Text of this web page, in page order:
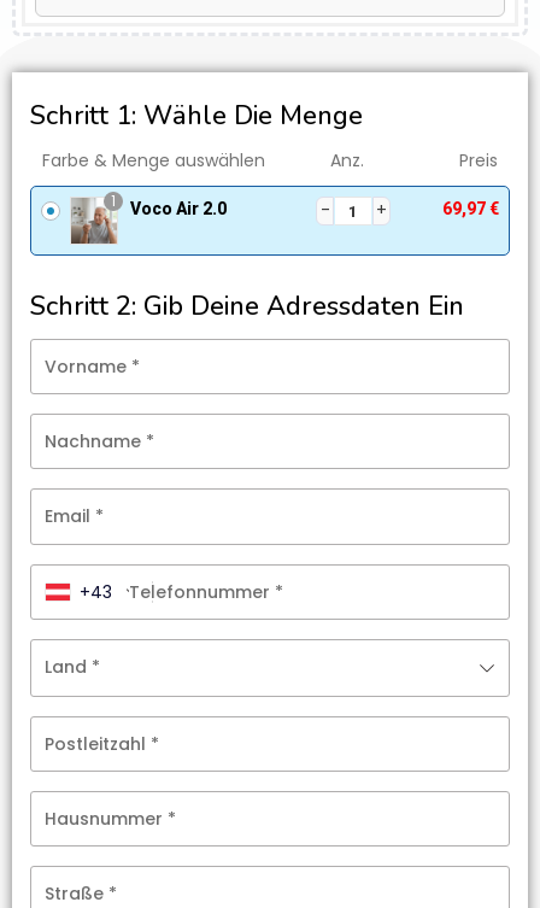
Schritt 1: Wähle Die Menge
Farbe & Menge auswählen Anz. Preis
1 Voco Air 2.0 69,97€
Schritt 2: Gib Deine Adressdaten Ein
Vorname *
Nachname *
Email *
Telefonnummer *
+43
Land *
Postleitzahl *
Hausnummer *
Straße *